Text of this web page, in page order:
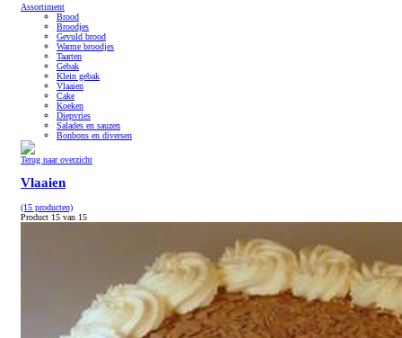
Assortiment
Brood
Broodjes
Gevuld brood
Warme broodjes
Taarten
Gebak
Klein gebak
Vlaaien
Cake
Koeken
Diepvries
Salades en sauzen
Bonbons en diversen
Terug naar overzicht
Vlaaien
(15 producten)
Product 15 van 15